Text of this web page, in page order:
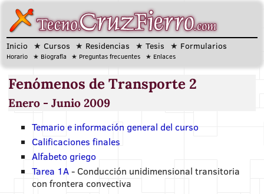
Inicio Cursos Residencias Tesis Formularios
Horario Biografía Preguntas frecuentes Enlaces
Fenómenos de Transporte 2
Enero - Junio 2009
Temario e información general del curso
Calificaciones finales
Alfabeto griego
Tarea 1A- Conducción unidimensional transitoria
con frontera convectiva